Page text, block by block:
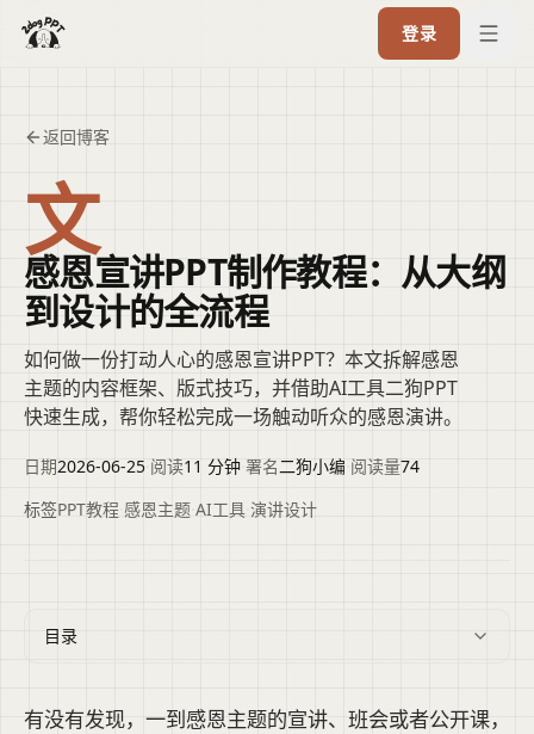
登录
返回博客
文
感恩宣讲PPT制作教程：从大纲
到设计的全流程
如何做一份打动人心的感恩宣讲PPT？本文拆解感恩
主题的内容框架、版式技巧，并借助AI工具二狗PPT
快速生成，帮你轻松完成一场触动听众的感恩演讲。
日期2026-06-25 阅读11 分钟 署名二狗小编 阅读量74
标签PPT教程 感恩主题 AI工具 演讲设计
目录
有没有发现，一到感恩主题的宣讲、班会或者公开课，